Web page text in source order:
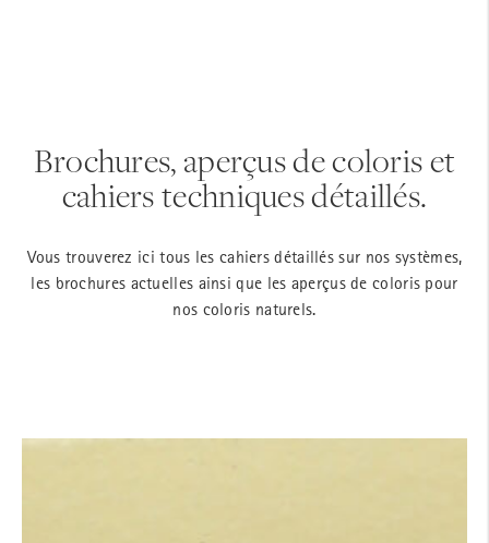
Brochures, aperçus de coloris et
cahiers techniques détaillés.
Vous trouverez ici tous les cahiers détaillés sur nos systèmes,
les brochures actuelles ainsi que les aperçus de coloris pour
nos coloris naturels.